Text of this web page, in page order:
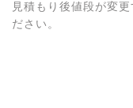
見積もり後値段が変
ださい。